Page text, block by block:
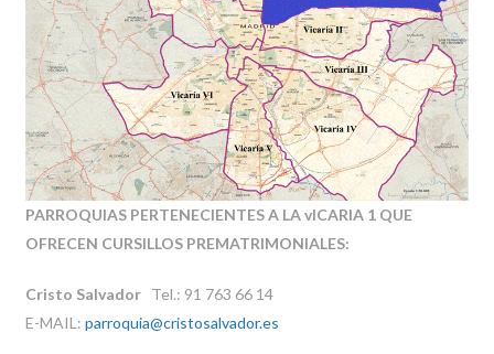
PARROQUIAS PERTENECIENTES A LA vICARIA 1 QUE
OFRECEN CURSILLOS PREMATRIMONIALES:
Cristo Salvador Tel.: 91 763 66 14
E-MAIL:parroquia@cristosalvador.es